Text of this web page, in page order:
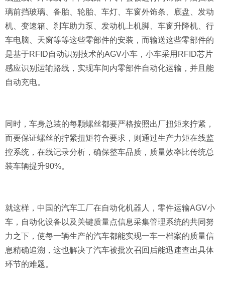
璃前挡玻璃、备胎、轮胎、车灯、车窗外饰条、底盘、发动
机、变速箱、刹车助力泵、发动机上机脚、车窗升降机、行
车电脑、天窗等等这些零部件的安装，而输送这些零部件的
是基于RFID自动识别技术的AGV小车，小车采用RFID芯片
感应识别运输路线，实现车间内零部件自动化运输，并且能
自动充电。
同时，车身总装的每颗螺丝都要严格按照出厂扭矩来拧紧，
而要保证螺丝的拧紧扭矩符合要求，则通过生产力矩在线监
控系统，在线记录分析，确保整车品质，质量效率比传统总
装车辆提升90%。
就这样，中国的汽车工厂在自动化机器人，零件运输AGV小
车，自动化设备以及关键质量点信息采集管理系统的共同努
力之下，使每一辆生产的汽车都能实现一车一档案的质量信
息精确追溯，这也解决了汽车被批次召回后能迅速查出具体
环节的难题。